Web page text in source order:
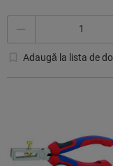
Adaugă la lista de